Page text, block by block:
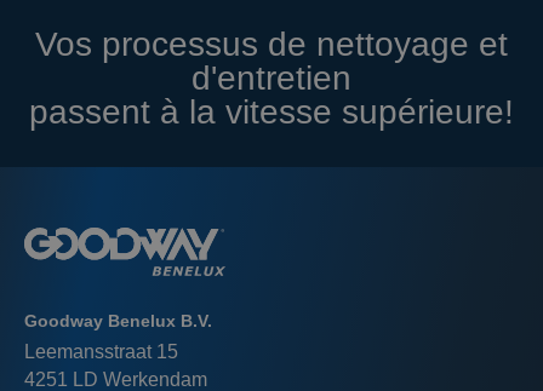
Vos processus de nettoyage et
d'entretien
passent à la vitesse supérieure!
Goodway Benelux B.V.
Leemansstraat 15
4251 LD Werkendam